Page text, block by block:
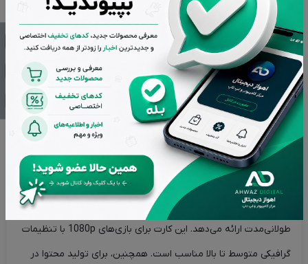
کارت گرافیک ایسوس مدل Asus Dual GeForce RTX 3050 OC
Edition 6GBیک گزینه مقرون‌به‌صرفه و کارآمد برای گیمرها و
تولیدکنندگان محتوا در سطح مبتدی تا متوسط است. این کارت با
بهره‌گیری از معماری NVIDIA Ampere، عملکردی عالی در بازی‌های
1080p و برخی از کاربردهای حرفه‌ای ارائه می‌دهد.
عملکرد و تجربه کاربری
کارت گرافیک Asus Dual RTX 3050 OC Edition با طراحی دو فن و
سیستم خنک‌کننده مؤثر، عملکردی بی‌صدا و خنک را در طول بازی‌های
طولانی‌مدت ارائه می‌دهد. این کارت برای بازی‌های 1080p با تنظیمات
گرافیکی متوسط تا بالا مناسب است. همچنین، برای تولید محتوا در